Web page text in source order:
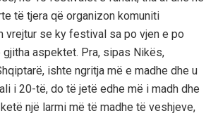
të tjera që organizon komuniti
vrejtur se ky festival sa po vjen e po
gjitha aspektet. Pra, sipas Nikës,
ishte ngritja më e madhe dhe u
i 20-të, do të jetë edhe më i madh dhe
një larmi më të madhe të veshjeve,